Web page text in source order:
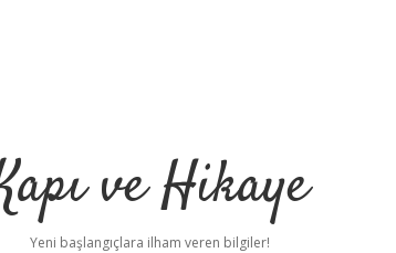
ve Hikaye
Yeni başlangıçlara ilham veren bilgiler!